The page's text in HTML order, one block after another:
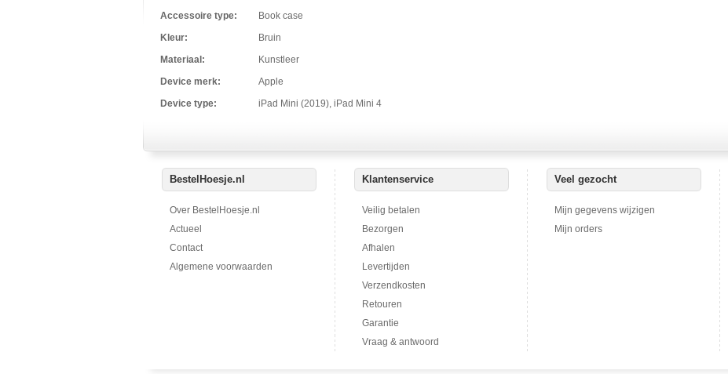
Accessoire type:
Book case
Kleur:
Bruin
Materiaal:
Kunstleer
Device merk:
Apple
Device type:
iPad Mini (2019), iPad Mini 4
BestelHoesje.nl
Over BestelHoesje.nl
Actueel
Contact
Algemene voorwaarden
Klantenservice
Veilig betalen
Bezorgen
Afhalen
Levertijden
Verzendkosten
Retouren
Garantie
Vraag & antwoord
Veel gezocht
Mijn gegevens wijzigen
Mijn orders